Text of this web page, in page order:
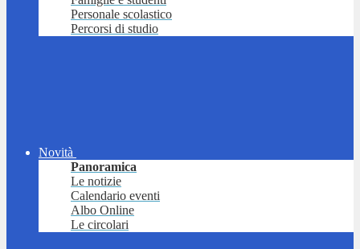
Personale scolastico
Percorsi di studio
Novità
Panoramica
Le notizie
Calendario eventi
Albo Online
Le circolari